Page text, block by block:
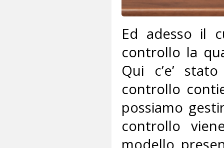
Ed adesso il
controllo la
Qui c’e’
controllo
possiamo
controllo
modello